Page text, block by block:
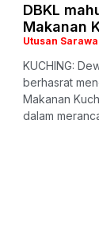
iringi
Siong ke
memastikan
mencukupi
mereka.
Bukit Lima di
SJK(C) Tung
tetapi belum
ketika
DBKL
Makanan
Utusan
KUCHING:
berhasrat
Makanan
dalam